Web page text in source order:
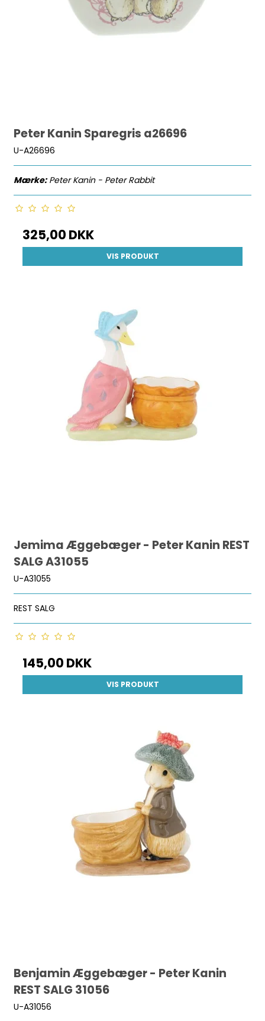
Peter Kanin Sparegris a26696
U-A26696
Mærke:Peter Kanin - Peter Rabbit
325,00 DKK
VIS PRODUKT
Jemima Æggebæger - Peter Kanin REST
SALG A31055
U-A31055
REST SALG
145,00 DKK
VIS PRODUKT
Benjamin Æggebæger - Peter Kanin
REST SALG 31056
U-A31056